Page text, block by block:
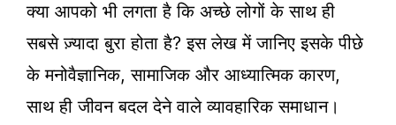
क्या आपको भी लगता है कि अच्छे लोगों के साथ ही
सबसे ज़्यादा बुरा होता है? इस लेख में जानिए इसके पीछे
के मनोवैज्ञानिक, सामाजिक और आध्यात्मिक कारण,
साथ ही जीवन बदल देने वाले व्यावहारिक समाधान।